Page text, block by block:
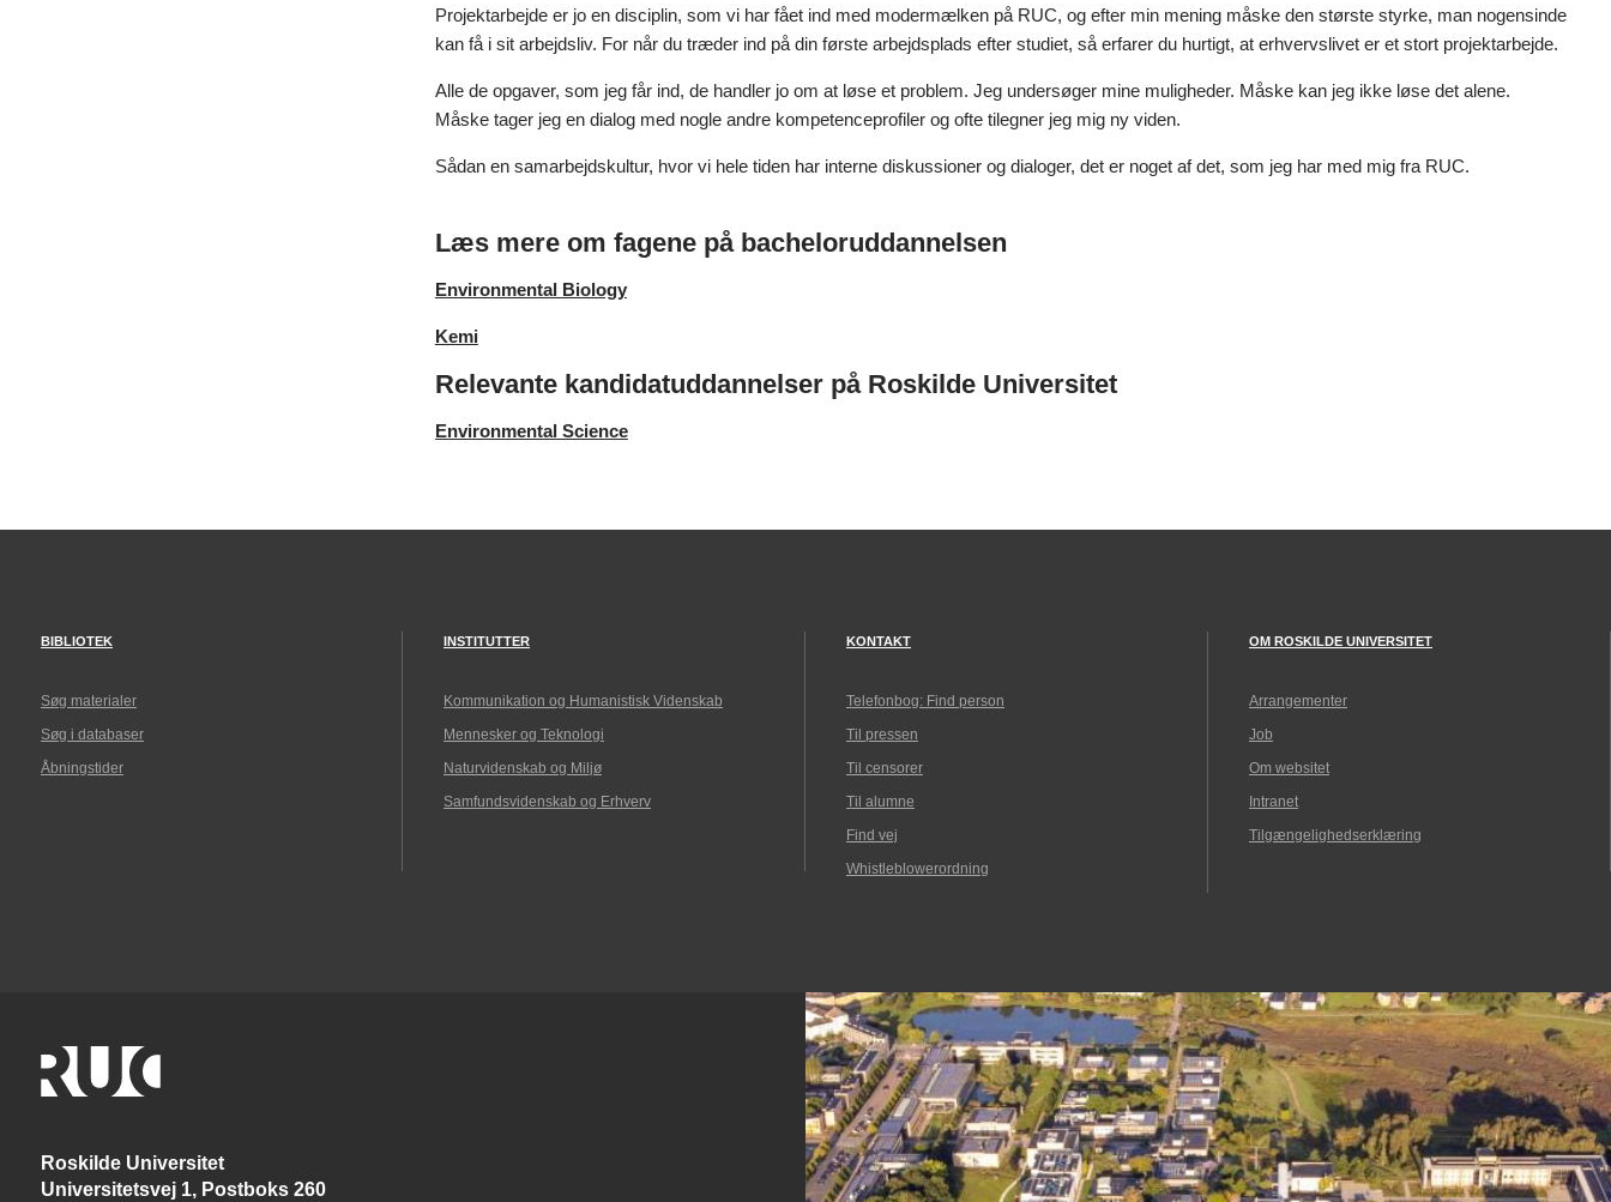
Projektarbejde er jo en disciplin, som vi har fået ind med modermælken på RUC, og efter min mening måske den største styrke, man nogensinde
kan få i sit arbejdsliv. For når du træder ind på din første arbejdsplads efter studiet, så erfarer du hurtigt, at erhvervslivet er et stort projektarbejde.
Alle de opgaver, som jeg får ind, de handler jo om at løse et problem. Jeg undersøger mine muligheder. Måske kan jeg ikke løse det alene.
Måske tager jeg en dialog med nogle andre kompetenceprofiler og ofte tilegner jeg mig ny viden.
Sådan en samarbejdskultur, hvor vi hele tiden har interne diskussioner og dialoger, det er noget af det, som jeg har med mig fra RUC.
Læs mere om fagene på bacheloruddannelsen
Environmental Biology
Kemi
Relevante kandidatuddannelser på Roskilde Universitet
Environmental Science
BIBLIOTEK
Søg materialer
Søg i databaser
Åbningstider
INSTITUTTER
Kommunikation og Humanistisk Videnskab
Mennesker og Teknologi
Naturvidenskab og Miljø
Samfundsvidenskab og Erhverv
KONTAKT
Telefonbog: Find person
Til pressen
Til censorer
Til alumne
Find vej
Whistleblowerordning
OM ROSKILDE UNIVERSITET
Arrangementer
Job
Om websitet
Intranet
Tilgængelighedserklæring
Roskilde Universitet
Universitetsvej 1, Postboks 260